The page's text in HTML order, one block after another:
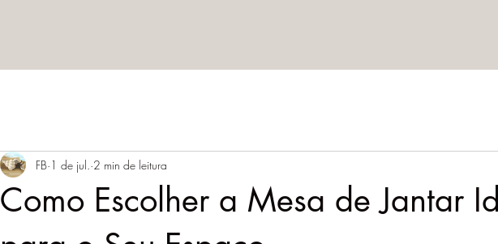
Como Escolher a Mesa de Jantar
FB 1 de jul. 2 min de leitura